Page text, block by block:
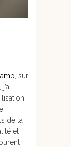
, sur
de la
et